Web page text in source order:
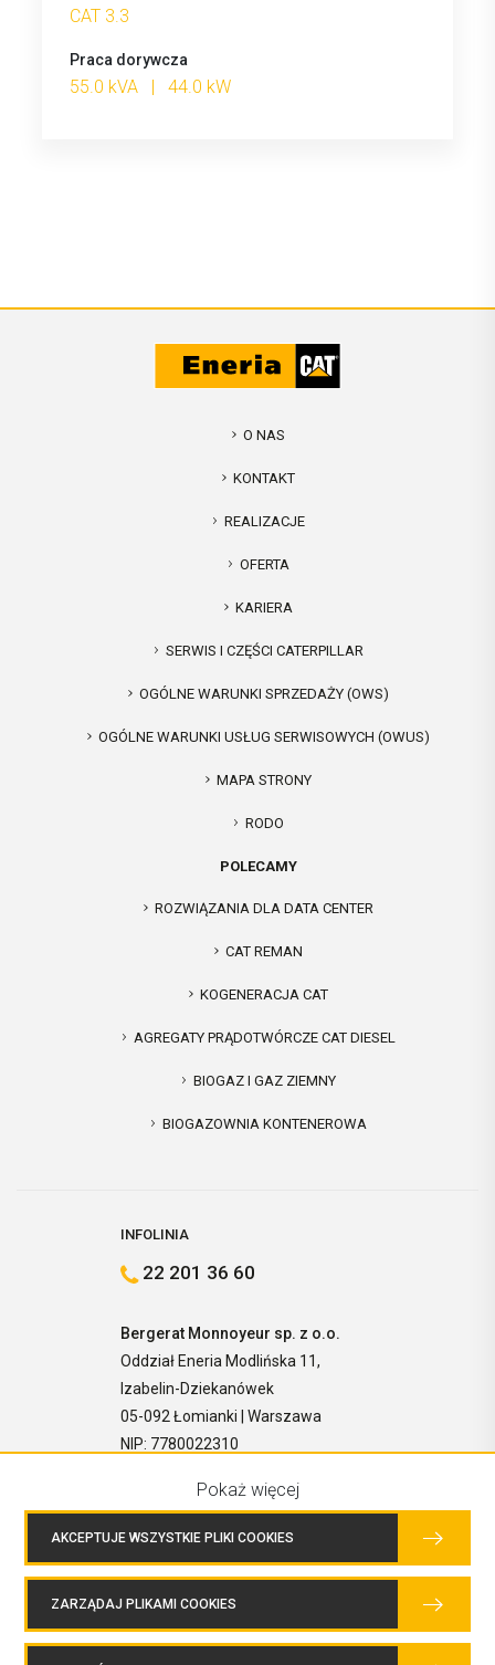
CAT 3.3
Praca dorywcza
55.0 kVA | 44.0 kW
O NAS
KONTAKT
REALIZACJE
OFERTA
KARIERA
SERWIS I CZĘŚCI CATERPILLAR
OGÓLNE WARUNKI SPRZEDAŻY (OWS)
OGÓLNE WARUNKI USŁUG SERWISOWYCH (OWUS)
MAPA STRONY
RODO
POLECAMY
ROZWIĄZANIA DLA DATA CENTER
CAT REMAN
KOGENERACJA CAT
AGREGATY PRĄDOTWÓRCZE CAT DIESEL
BIOGAZ I GAZ ZIEMNY
BIOGAZOWNIA KONTENEROWA
INFOLINIA
22 201 36 60
Bergerat Monnoyeur sp. z o.o.
Oddział Eneria Modlińska 11,
Izabelin-Dziekanówek
05-092 Łomianki | Warszawa
NIP: 7780022310
COPYRIGHTS © 2026 BERGERAT MONNOYEUR SP. Z O.O. WSZELKIE
PRAWA ZASTRZEŻONE.
Pokaż więcej
AKCEPTUJE WSZYSTKIE PLIKI COOKIES
ZARZĄDAJ PLIKAMI COOKIES